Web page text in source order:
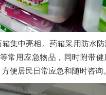
集中亮相。药箱采用防水
常用应急物品，同时附带健
便居民日常应急和随时咨询